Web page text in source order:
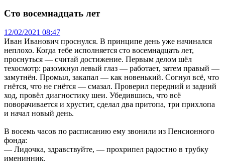
Сто восемнадцать лет
12/02/2021 08:47
Иван Иванович проснулся. В принципе день уже начинался
неплохо. Когда тебе исполняется сто восемнадцать лет,
проснуться — считай достижение. Первым делом шёл
техосмотр: разомкнул левый глаз — работает, затем правый —
замутнён. Промыл, закапал — как новенький. Согнул всё, что
гнётся, что не гнётся — смазал. Проверил передний и задний
ход, провёл диагностику шеи. Убедившись, что всё
поворачивается и хрустит, сделал два притопа, три прихлопа
и начал новый день.
В восемь часов по расписанию ему звонили из Пенсионного
фонда:
— Лидочка, здравствуйте, — прохрипел радостно в трубку
именинник.